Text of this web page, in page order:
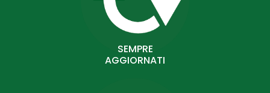
SEMPRE
AGGIORNATI